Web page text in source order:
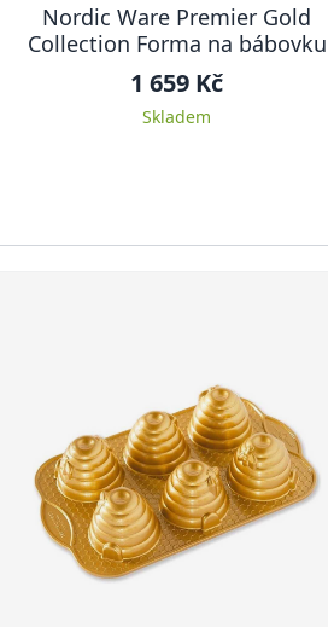
Nordic Ware Premier Gold
Collection Forma na bábovku
Brilliance, 26 cm
1 659 Kč
Skladem